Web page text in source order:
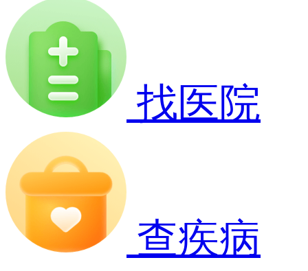
找医院
查疾病